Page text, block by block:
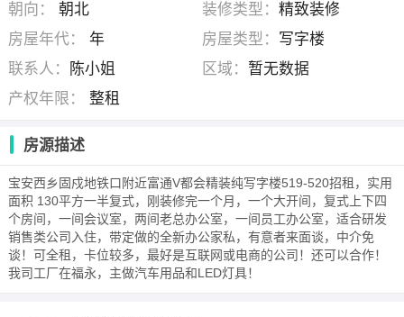
朝向：
朝北 装修类型： 精致装修
房屋年代：
年 房屋类型： 写字楼
联系人：
陈小姐 区域： 暂无数据
产权年限：
整租
房源描述
宝安西乡固戍地铁口附近富通V都会精装纯写字楼519-520招租，实用
面积 130平方一半复式，刚装修完一个月，一个大开间，复式上下四
个房间，一间会议室，两间老总办公室，一间员工办公室，适合研发
销售类公司入住，带定做的全新办公家私，有意者来面谈，中介免
谈！可全租，卡位较多，最好是互联网或电商的公司！还可以合作！
我司工厂在福永，主做汽车用品和LED灯具！